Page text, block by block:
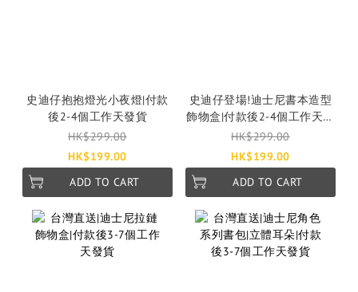
史迪仔抱抱燈光小夜燈|付款
後2-4個工作天發貨
HK$299.00
HK$199.00
ADD TO CART
史迪仔登場!迪士尼書本造型
飾物盒|付款後2-4個工作天發
貨
HK$299.00
HK$199.00
ADD TO CART